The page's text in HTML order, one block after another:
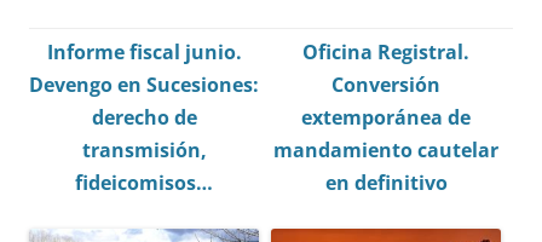
Informe fiscal junio.
Devengo en Sucesiones:
derecho de
transmisión,
fideicomisos…
Oficina Registral.
Conversión
extemporánea de
mandamiento cautelar
en definitivo